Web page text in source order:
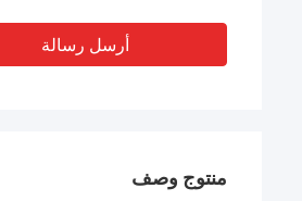
أرسل رسالة
منتوج وصف